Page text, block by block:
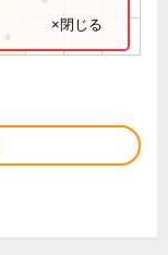
×閉じる